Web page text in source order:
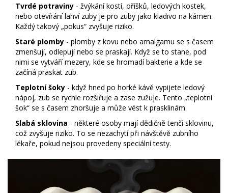
Tvrdé potraviny - žvýkání kostí, oříšků, ledových kostek,
nebo otevírání lahví zuby je pro zuby jako kladivo na kámen.
Každý takový „pokus“ zvyšuje riziko.
Staré plomby - plomby z kovu nebo amalgamu se s časem
zmenšují, odlepují nebo se praskají. Když se to stane, pod
nimi se vytváří mezery, kde se hromadí bakterie a kde se
začíná praskat zub.
Teplotní šoky - když hned po horké kávě vypijete ledový
nápoj, zub se rychle rozšiřuje a zase zužuje. Tento „teplotní
šok“ se s časem zhoršuje a může vést k prasklinám.
Slabá sklovina - některé osoby mají dědičně tenčí sklovinu,
což zvyšuje riziko. To se nezachytí při návštěvě zubního
lékaře, pokud nejsou provedeny speciální testy.